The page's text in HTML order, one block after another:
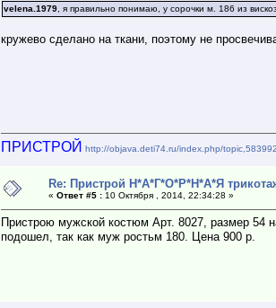
velena.1979, я правильно понимаю, у сорочки м. 186 из
кружево сделано на ткани, поэтому не
ПРИСТРОЙ http://objava.deti74.ru/index.php/
Re: Пристрой Н*А*Г*О*Р*Н*А*Я
« Ответ #5 :10 Октября , 2014, 22:34:28 »
Пристрою мужской костюм Арт. 8027, размер 54
подошел, так как муж ростьм 180. Цена 900 р.